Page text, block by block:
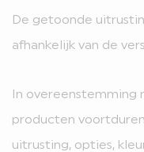
De getoonde
afhankelijk van de
In overeenstemming
producten
uitrusting, opties,